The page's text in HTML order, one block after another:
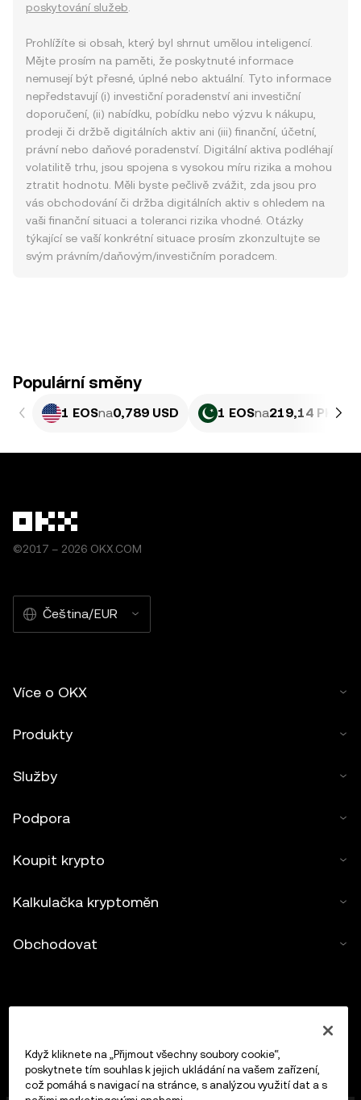
poskytování služeb
Prohlížíte si obsah, který byl shrnut umělou inteligencí.
Mějte prosím na paměti, že poskytnuté informace
nemusejí být přesné, úplné nebo aktuální. Tyto informace
nepředstavují (i) investiční poradenství ani investiční
doporučení, (ii) nabídku, pobídku nebo výzvu k nákupu,
prodeji či držbě digitálních aktiv ani (iii) finanční, účetní,
právní nebo daňové poradenství. Digitální aktiva podléhají
volatilitě trhu, jsou spojena s vysokou míru rizika a mohou
ztratit hodnotu. Měli byste pečlivě zvážit, zda jsou pro
vás obchodování či držba digitálních aktiv s ohledem na
vaši finanční situaci a toleranci rizika vhodné. Otázky
týkající se vaší konkrétní situace prosím zkonzultujte se
svým právním/daňovým/investičním poradcem.
Populární směny
1 EOSna0,789 USD 1 EOSna219,14 PKR
©2017 – 2026 OKX.COM
Čeština/EUR
Více o OKX
Produkty
Služby
Podpora
Koupit krypto
Kalkulačka kryptoměn
Obchodovat
Když kliknete na „Přijmout všechny soubory cookie“,
poskytnete tím souhlas k jejich ukládání na vašem zařízení,
což pomáhá s navigací na stránce, s analýzou využití dat a s